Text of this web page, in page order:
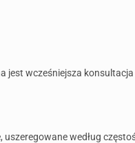
jest wcześniejsza konsultacja
według